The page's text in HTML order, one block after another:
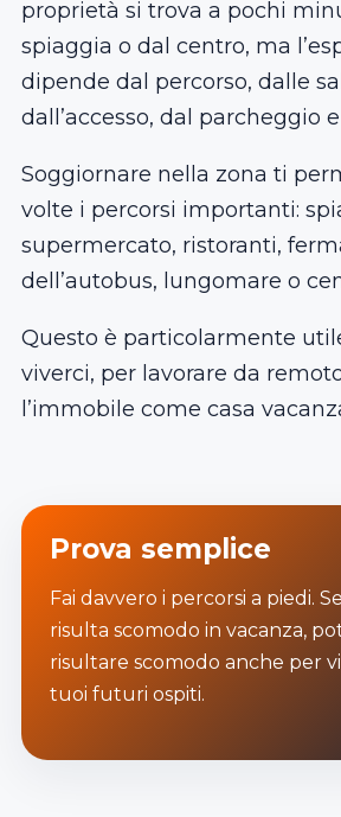
proprietà si trova a pochi
spiaggia o dal centro, ma
dipende dal percorso, dalle
dall’accesso, dal parcheggio
Soggiornare nella zona ti
volte i percorsi importanti:
supermercato, ristoranti,
dell’autobus, lungomare o
Questo è particolarmente
viverci, per lavorare da
l’immobile come casa
Prova semplice
Fai davvero i percorsi a piedi.
risulta scomodo in vacanza,
risultare scomodo anche per
tuoi futuri ospiti.